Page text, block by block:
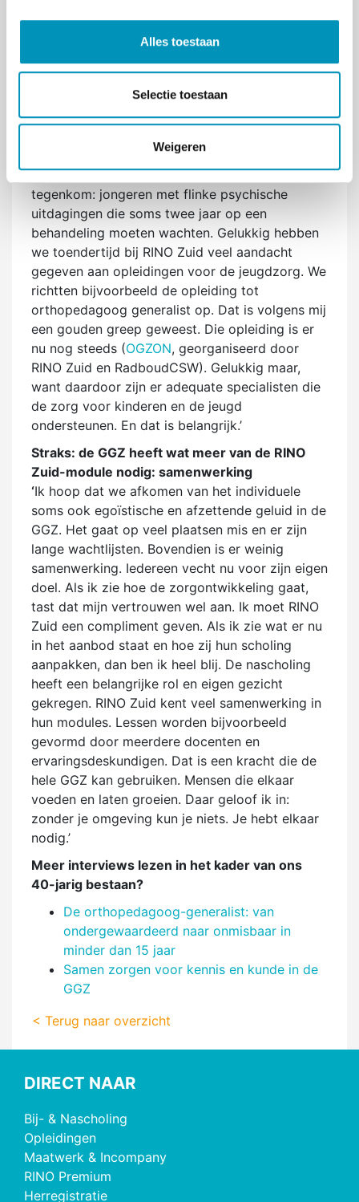
Alles toestaan
Selectie toestaan
Weigeren
behandelingen. Vroeger stond niet alleen de
stoornis centraal in de GGZ maar werd ook de
omgeving erbij betrokken als het dringend was.
Nu zijn er veel meer wachtlijsten en komt er
vooral meer druk op de huisartsen en/of POH-
ggz. Zeker voor de jeugd is het ernstig
vindt Fons een ramp. ‘Ik doe nog veel
vrijwilligerswerk. Als ik zie wat ik daar allemaal
tegenkom: jongeren met flinke psychische
uitdagingen die soms twee jaar op een
behandeling moeten wachten. Gelukkig hebben
we toendertijd bij RINO Zuid veel aandacht
gegeven aan opleidingen voor de jeugdzorg. We
richtten bijvoorbeeld de opleiding tot
orthopedagoog generalist op. Dat is volgens mij
een gouden greep geweest. Die opleiding is er
nu nog steeds (OGZON, georganiseerd door
RINO Zuid en RadboudCSW). Gelukkig maar,
want daardoor zijn er adequate specialisten die
de zorg voor kinderen en de jeugd
ondersteunen. En dat is belangrijk.’
Straks: de GGZ heeft wat meer van de RINO
Zuid-module nodig: samenwerking
‘Ik hoop dat we afkomen van het individuele
soms ook egoïstische en afzettende geluid in de
GGZ. Het gaat op veel plaatsen mis en er zijn
lange wachtlijsten. Bovendien is er weinig
samenwerking. Iedereen vecht nu voor zijn eigen
doel. Als ik zie hoe de zorgontwikkeling gaat,
tast dat mijn vertrouwen wel aan. Ik moet RINO
Zuid een compliment geven. Als ik zie wat er nu
in het aanbod staat en hoe zij hun scholing
aanpakken, dan ben ik heel blij. De nascholing
heeft een belangrijke rol en eigen gezicht
gekregen. RINO Zuid kent veel samenwerking in
hun modules. Lessen worden bijvoorbeeld
gevormd door meerdere docenten en
ervaringsdeskundigen. Dat is een kracht die de
hele GGZ kan gebruiken. Mensen die elkaar
voeden en laten groeien. Daar geloof ik in:
zonder je omgeving kun je niets. Je hebt elkaar
nodig.’
Meer interviews lezen in het kader van ons
40-jarig bestaan?
De orthopedagoog-generalist: van
ondergewaardeerd naar onmisbaar in
minder dan 15 jaar
Samen zorgen voor kennis en kunde in de
GGZ
< Terug naar overzicht
DIRECT NAAR
Bij- & Nascholing
Opleidingen
Maatwerk & Incompany
RINO Premium
Herregistratie